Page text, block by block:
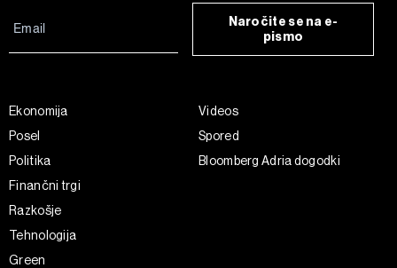
Naročite se na e-
pismo
Ekonomija
Posel
Politika
Finančni trgi
Razkošje
Tehnologija
Green
Videos
Spored
Bloomberg Adria dogodki